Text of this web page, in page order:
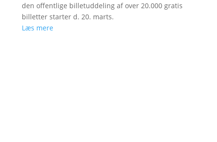
den offentlige billetuddeling af over 20.000 gratis
billetter starter d. 20. marts.
Læs mere